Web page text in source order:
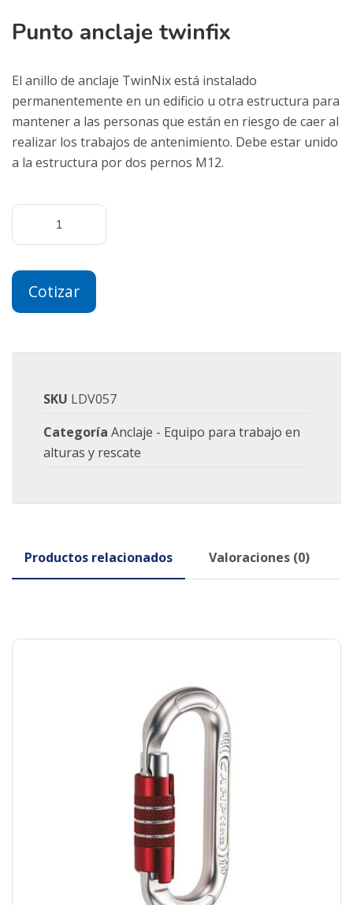
Punto anclaje twinfix
El anillo de anclaje TwinNix está instalado
permanentemente en un edificio u otra estructura para
mantener a las personas que están en riesgo de caer al
realizar los trabajos de antenimiento. Debe estar unido
a la estructura por dos pernos M12.
Cotizar
SKU LDV057
Categoría Anclaje - Equipo para trabajo en
alturas y rescate
Productos relacionados Valoraciones (0)